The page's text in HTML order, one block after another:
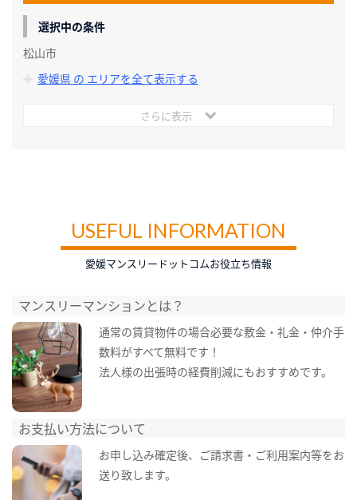
選択中の条件
松山市
愛媛県 の エリアを全て表示する
さらに表示
USEFUL INFORMATION
愛媛マンスリードットコムお役立ち情報
マンスリーマンションとは？
通常の賃貸物件の場合必要な敷金・礼金・仲介手
数料がすべて無料です！
法人様の出張時の経費削減にもおすすめです。
お支払い方法について
お申し込み確定後、ご請求書・ご利用案内等をお
送り致します。